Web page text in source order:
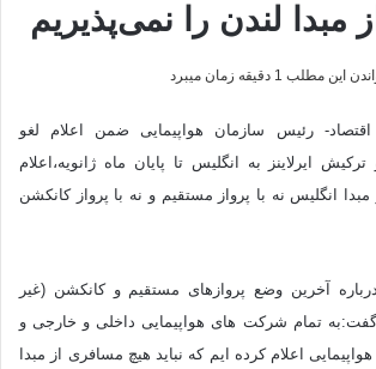
مبدا لندن را نمی‌پذیریم
این مطلب 1 دقیقه زمان میبرد
رئیس سازمان هواپیمایی ضمن اعلام لغو
ایرلاینز به انگلیس تا پایان ماه ژانویه،اعلام
انگلیس نه با پرواز مستقیم و نه با پرواز کانکشن
آخرین وضع پروازهای مستقیم و کانکشن (غیر
تمام شرکت های هواپیمایی داخلی و خارجی و
اعلام کرده ایم که نباید هیچ مسافری از مبدا